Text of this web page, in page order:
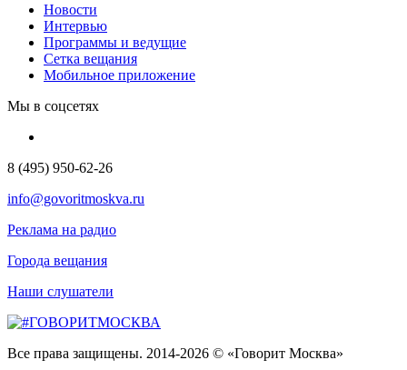
Новости
Интервью
Программы и ведущие
Сетка вещания
Мобильное приложение
Мы в соцсетях
8 (495) 950-62-26
info@govoritmoskva.ru
Реклама на радио
Города вещания
Наши слушатели
Все права защищены. 2014-2026 © «Говорит Москва»